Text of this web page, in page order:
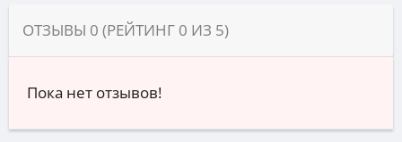
ОТЗЫВЫ 0 (РЕЙТИНГ 0 ИЗ 5)
Пока нет отзывов!